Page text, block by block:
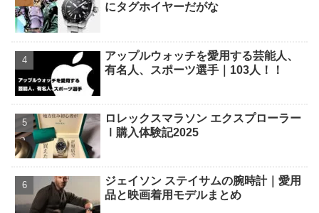
にタグホイヤーだがな
アップルウォッチを愛用する芸能人、
有名人、スポーツ選手｜103人！！
ロレックスマラソン エクスプローラー
Ⅰ購入体験記2025
ジェイソン ステイサムの腕時計｜愛用
品と映画着用モデルまとめ